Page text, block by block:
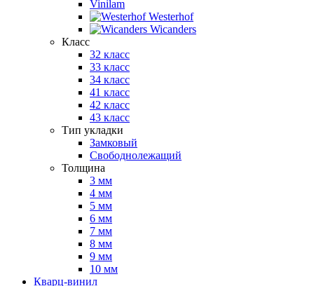
Vinilam
Westerhof
Wicanders
Класс
32 класс
33 класс
34 класс
41 класс
42 класс
43 класс
Тип укладки
Замковый
Свободнолежащий
Толщина
3 мм
4 мм
5 мм
6 мм
7 мм
8 мм
9 мм
10 мм
Кварц-винил